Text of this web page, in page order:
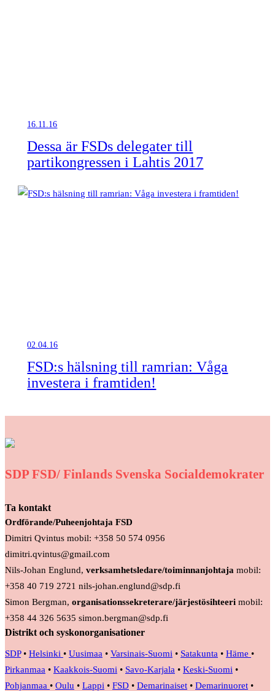
16.11.16
Dessa är FSDs delegater till
partikongressen i Lahtis 2017
02.04.16
FSD:s hälsning till ramrian: Våga
investera i framtiden!
SDP FSD/ Finlands Svenska Socialdemokrater
Ta kontakt
Ordförande/Puheenjohtaja FSD
Dimitri Qvintus mobil: +358 50 574 0956
dimitri.qvintus@gmail.com
Nils-Johan Englund, verksamhetsledare/toiminnanjohtaja mobil:
+358 40 719 2721 nils-johan.englund@sdp.fi
Simon Bergman, organisationssekreterare/järjestösihteeri mobil:
+358 44 326 5635 simon.bergman@sdp.fi
Distrikt och syskonorganisationer
SDP• Helsinki • Uusimaa • Varsinais-Suomi • Satakunta • Häme •
Pirkanmaa • Kaakkois-Suomi • Savo-Karjala • Keski-Suomi •
Pohjanmaa • Oulu • Lappi • FSD • Demarinaiset • Demarinuoret •